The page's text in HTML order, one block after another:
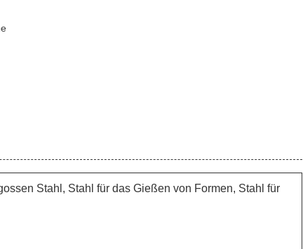
Stahl, Stahl für das Gießen von Formen, Stahl für